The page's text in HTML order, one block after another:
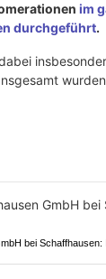
im
durchgeführt.
bei